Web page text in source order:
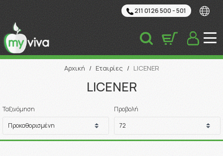
211 0126 500 - 501
Αναζήτηση
Αρχική / Εταιρίες / LICENER
LICENER
Ταξινόμηση Προβολή